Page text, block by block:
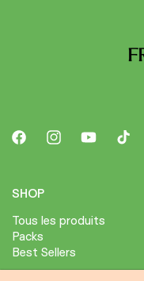
FacebookInstagramYouTubeTikTok
SHOP
Tous les produits
Packs
Best Sellers